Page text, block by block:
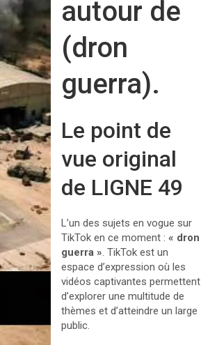
autour de
(dron
guerra).
Le point de
vue original
de LIGNE 49
L’un des sujets en vogue sur
TikTok en ce moment : « dron
guerra ». TikTok est un
espace d’expression où les
vidéos captivantes permettent
d’explorer une multitude de
thèmes et d’atteindre un large
public.